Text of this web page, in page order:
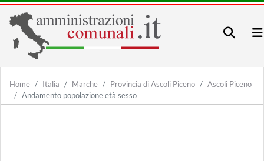
Home Italia Marche Provincia di Ascoli Piceno
Ascoli Piceno
Andamento popolazione età sesso